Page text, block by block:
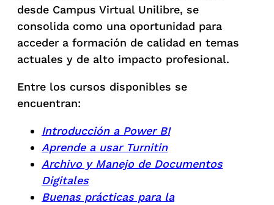
desde Campus Virtual Unilibre, se
consolida como una oportunidad para
acceder a formación de calidad en temas
actuales y de alto impacto profesional.
Entre los cursos disponibles se
encuentran:
Introducción a Power BI
Aprende a usar Turnitin
Archivo y Manejo de Documentos
Digitales
Buenas prácticas para la